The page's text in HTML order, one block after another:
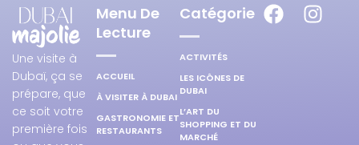
Une visite à
Dubaï, ça se
prépare, que
ce soit votre
première fois
Menu De
Lecture
ACCUEIL
À VISITER À DUBAI
GASTRONOMIE ET
RESTAURANTS
Catégorie
ACTIVITÉS
LES ICÔNES DE
DUBAI
L’ART DU
SHOPPING ET DU
MARCHÉ